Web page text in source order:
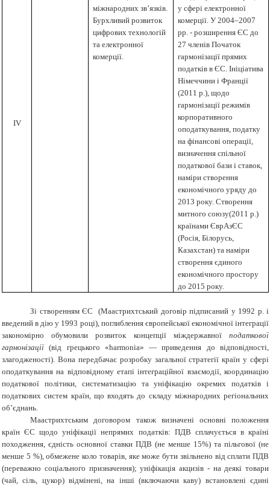
IV
міжнародних зв’язків.
Бурхливий розвиток
цифрових технологій
та електронної
комерції.
у сфері електронної
комерції.У 2004–2007
рр. - розширення ЄС до
27 членів Початок
гармонізації прямих
податків в ЄС. Ініціатива
Німеччини і Франції
(2011 р.), щодо
гармонізації режимів
корпоративного
оподаткування, податку
на фінансові операції,
визначення спільної
податкової бази і ставок,
наміри створення
економічного уряду до
2013 року. Створення
митного союзу(2011 р.)
країнами ЄврАзЄС
(Росія, Білорусь,
Казахстан) та наміри
створення єдиного
економічного простору
до 2015 року.
Зі створенням ЄС (Маастрихтський договір підписаний у 1992 р. і
введений в дію у 1993 році), поглиблення європейської економічної інтеграції
закономірно обумовили розвиток концепції міждержавної податкової
гармонізації(від грецького «harmoniа» ― приведення до відповідності,
злагодженості). Вона передбачає розробку загальної стратегії країн у сфері
оподаткування на відповідному етапі інтеграційної взаємодії, координацію
податкової політики, систематизацію та уніфікацію окремих податків і
податкових систем країн, що входять до складу міжнародних регіональних
об’єднань.
Маастрихтським договором також визначені основні положення
країн ЄС щодо уніфікації непрямих податків: ПДВ сплачується в країні
походження, єдність основної ставки ПДВ (не менше 15%) та пільгової (не
менше 5 %), обмежене коло товарів, яке може бути звільнено від сплати ПДВ
(переважно соціального призначення); уніфікація акцизів - на деякі товари
(чай, сіль, цукор) відмінені, на інші (включаючи каву) встановлені єдині